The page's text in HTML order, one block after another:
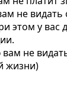
не видать
этом у вас
не
жизни)